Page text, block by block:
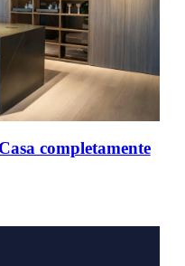
completamente